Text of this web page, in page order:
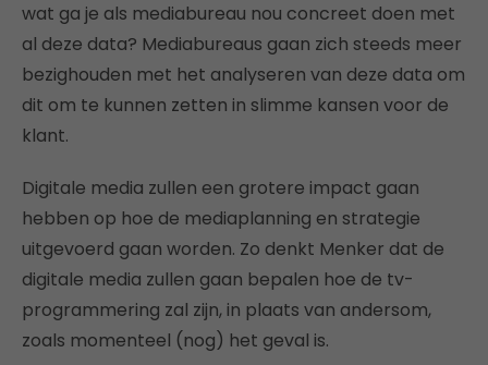
wat ga je als mediabureau nou concreet doen met
al deze data? Mediabureaus gaan zich steeds meer
bezighouden met het analyseren van deze data om
dit om te kunnen zetten in slimme kansen voor de
klant.
Digitale media zullen een grotere impact gaan
hebben op hoe de mediaplanning en strategie
uitgevoerd gaan worden. Zo denkt Menker dat de
digitale media zullen gaan bepalen hoe de tv-
programmering zal zijn, in plaats van andersom,
zoals momenteel (nog) het geval is.